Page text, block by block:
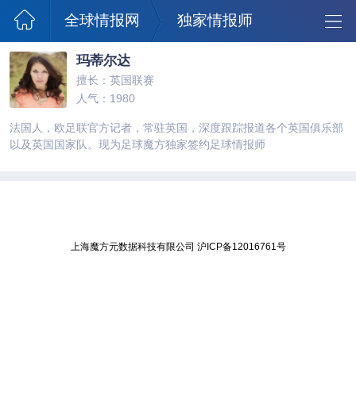
全球情报网 独家情报师
玛蒂尔达
擅长：英国联赛
人气：1980
法国人，欧足联官方记者，常驻英国，深度跟踪报道各个英国俱乐部
以及英国国家队。现为足球魔方独家签约足球情报师
上海魔方元数据科技有限公司 沪ICP备12016761号